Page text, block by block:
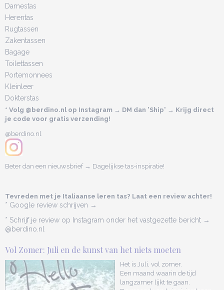
Damestas
Herentas
Rugtassen
Zakentassen
Bagage
Toilettassen
Portemonnees
Kleinleer
Dokterstas
* Volg @berdino.nl op Instagram → DM dan 'Ship' → Krijg direct
je code voor gratis verzending!
@berdino.nl
Beter dan een nieuwsbrief → Dagelijkse tas-inspiratie!
Tevreden met je Italiaanse leren tas? Laat een review achter!
* Google review schrijven →
* Schrijf je review op Instagram onder het vastgezette bericht →
@berdino.nl
Vol Zomer: Juli en de kunst van het niets moeten
Het is Juli, vol zomer.
Een maand waarin de tijd
langzamer lijkt te gaan.